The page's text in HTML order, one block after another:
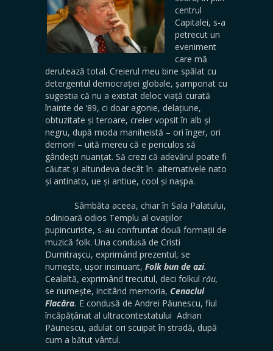
centrul
Capitalei, s-a
petrecut un
eveniment
care mă
derutează total. Creierul meu bine spălat cu
detergentul democrației globale, șamponat cu
sugestia că nu a existat deloc viață curată
înainte de ‘89, ci doar agonie, delațiune,
obtuzitate și teroare, creier vopsit în alb și
negru, după moda maniheistă – ori înger, ori
demon! – uită mereu că e periculos să
gândești nuanțat. Să crezi că adevărul poate fi
căutat și altundeva decât în alternativele nato
și antinato, ue și antiue, cool și nașpa.
Sâmbăta aceea, chiar în Sala Palatului,
odinioară odios Templu al ovațiilor
pupincuriste, s-au confruntat două formații de
muzică folk. Una condusă de Cristi
Dumitrașcu, exprimând prezentul, se
numește, ușor insinuant, Folk bun de azi.
Cealaltă, exprimând trecutul, deci folkul rău,
se numește, incitând memoria, Cenaclul
Flacăra. E condusă de Andrei Păunescu, fiul
încăpățânat al ultracontestatului Adrian
Păunescu, adulat ori scuipat în stradă, după
cum a bătut vântul.